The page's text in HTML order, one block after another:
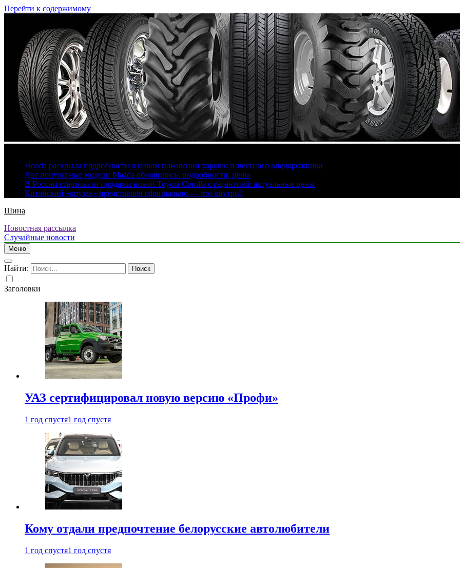
Перейти к содержимому
Honda раскрыла подробности о новом поколении хорошо известного внедорожника
Две популярные модели Mazda обновились: подробности, цены
В России стартовали продажи новой Toyota Corolla с гарантией: актуальные цены
Китайский «крузак» представлен официально — что внутри?
Шина
Новостная рассылка
Случайные новости
Меню
Найти:
Заголовки
УАЗ сертифицировал новую версию «Профи»
1 год спустя1 год спустя
Кому отдали предпочтение белорусские автолюбители
1 год спустя1 год спустя